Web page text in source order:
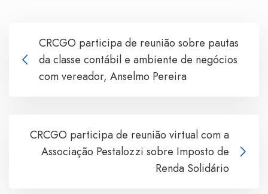
CRCGO participa de reunião sobre pautas
da classe contábil e ambiente de negócios
com vereador, Anselmo Pereira
CRCGO participa de reunião virtual com a
Associação Pestalozzi sobre Imposto de
Renda Solidário